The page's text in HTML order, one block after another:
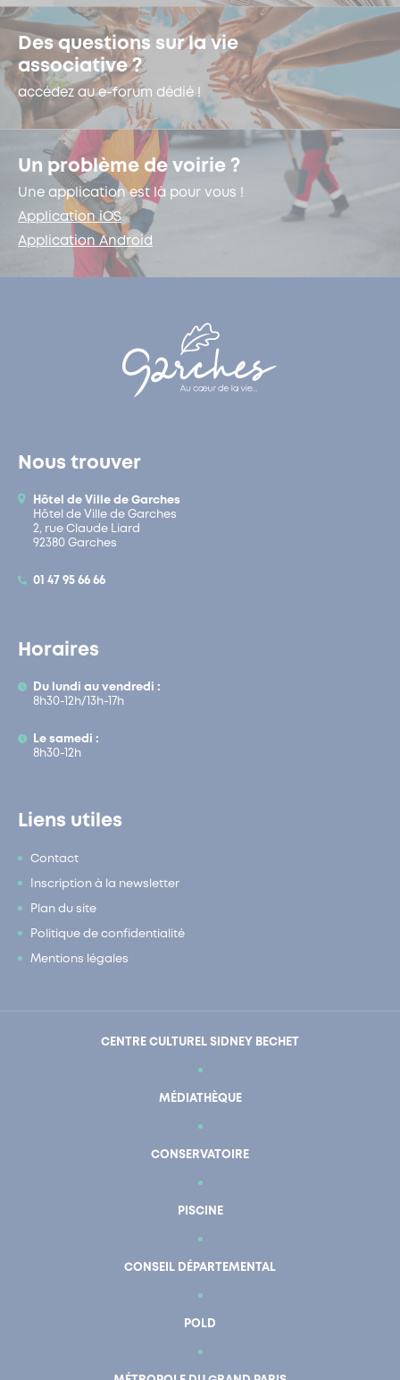
Des questions sur la vie
associative ?
accédez au e-forum dédié !
Un problème de voirie ?
Une application est là pour vous !
Application iOS
Application Android
Nous trouver
Hôtel de Ville de Garches
Hôtel de Ville de Garches
2, rue Claude Liard
92380 Garches
01 47 95 66 66
Horaires
Du lundi au vendredi :
8h30-12h/13h-17h
Le samedi :
8h30-12h
Liens utiles
Contact
Inscription à la newsletter
Plan du site
Politique de confidentialité
Mentions légales
CENTRE CULTUREL SIDNEY BECHET
MÉDIATHÈQUE
CONSERVATOIRE
PISCINE
CONSEIL DÉPARTEMENTAL
POLD